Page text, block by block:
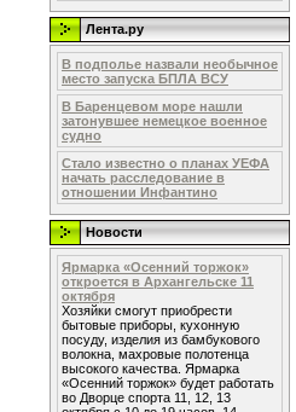
Лента.ру
В подполье назвали необычное
место запуска БПЛА ВСУ
В Баренцевом море нашли
затонувшее немецкое военное
судно
Стало известно о планах УЕФА
начать расследование в
отношении Инфантино
Новости
Ярмарка «Осенний торжок»
откроется в Архангельске 11
октября
Хозяйки смогут приобрести
бытовые приборы, кухонную
посуду, изделия из бамбукового
волокна, махровые полотенца
высокого качества. Ярмарка
«Осенний торжок» будет работать
во Дворце спорта 11, 12, 13